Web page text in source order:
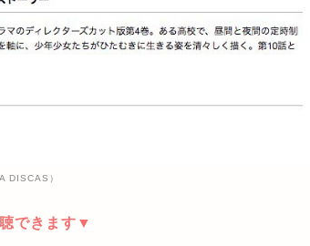
DISCAS）
できます▼